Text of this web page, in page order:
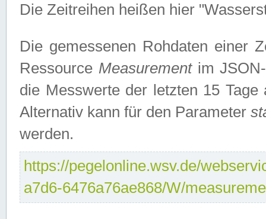
Die Zeitreihen heißen hier
Die gemessenen Rohdaten einer
Ressource Measurementim JSON-
die Messwerte der letzten 15
Alternativ kann für den Parameter
werden.
https://pegelonline.wsv.de/
a7d6-6476a76ae868/W/